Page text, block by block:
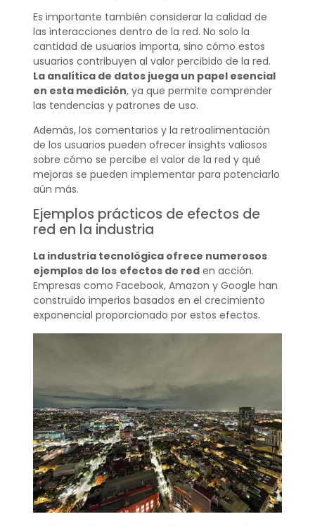
Es importante también considerar la calidad de
las interacciones dentro de la red. No solo la
cantidad de usuarios importa, sino cómo estos
usuarios contribuyen al valor percibido de la red.
La analítica de datos juega un papel esencial
en esta medición, ya que permite comprender
las tendencias y patrones de uso.
Además, los comentarios y la retroalimentación
de los usuarios pueden ofrecer insights valiosos
sobre cómo se percibe el valor de la red y qué
mejoras se pueden implementar para potenciarlo
aún más.
Ejemplos prácticos de efectos de
red en la industria
La industria tecnológica ofrece numerosos
ejemplos de los efectos de reden acción.
Empresas como Facebook, Amazon y Google han
construido imperios basados en el crecimiento
exponencial proporcionado por estos efectos.